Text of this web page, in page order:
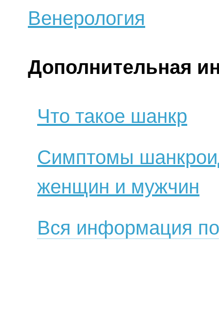
Венерология
Дополнительная
Что такое шанкр
Симптомы
женщин и мужчин
Вся информация